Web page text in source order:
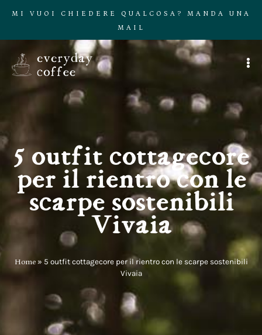
MI VUOI CHIEDERE QUALCOSA? MANDA UNA
MAIL
5 outfit cottagecore
per il rientro con le
scarpe sostenibili
Vivaia
Home» 5 outfit cottagecore per il rientro con le scarpe sostenibili
Vivaia